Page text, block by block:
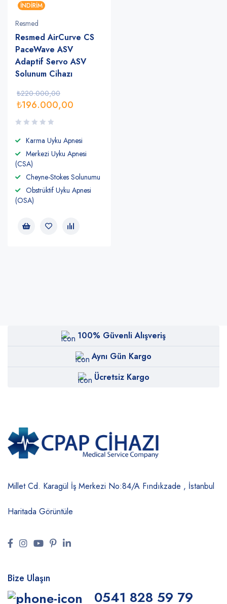
İNDIRIM
Resmed
Resmed AirCurve CS
PaceWave ASV
Adaptif Servo ASV
Solunum Cihazı
₺220.000,00
₺196.000,00
Karma Uyku Apnesi
Merkezi Uyku Apnesi
(CSA)
Cheyne-Stokes Solunumu
Obstrüktif Uyku Apnesi
(OSA)
100% Güvenli Alışveriş
Aynı Gün Kargo
Ücretsiz Kargo
Millet Cd. Karagül İş Merkezi No:84/A Fındıkzade , İstanbul
Haritada Görüntüle
Bize Ulaşın
0541 828 59 79